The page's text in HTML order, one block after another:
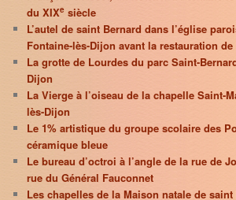
du XIXe siècle
L’autel de saint Bernard dans l’église
Fontaine-lès-Dijon avant la restauration de
La grotte de Lourdes du parc Saint-
Dijon
La Vierge à l’oiseau de la chapelle Saint-
lès-Dijon
Le 1% artistique du groupe scolaire des
céramique bleue
Le bureau d’octroi à l’angle de la rue de
rue du Général Fauconnet
Les chapelles de la Maison natale de saint